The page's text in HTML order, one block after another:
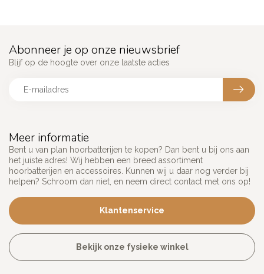
Meer informatie
Bent u van plan hoorbatterijen te kopen? Dan bent u bij ons aan
het juiste adres! Wij hebben een breed assortiment
hoorbatterijen en accessoires. Kunnen wij u daar nog verder bij
helpen? Schroom dan niet, en neem direct contact met ons op!
Klantenservice
Bekijk onze fysieke winkel
Abonneer je op onze nieuwsbrief
Blijf op de hoogte over onze laatste acties